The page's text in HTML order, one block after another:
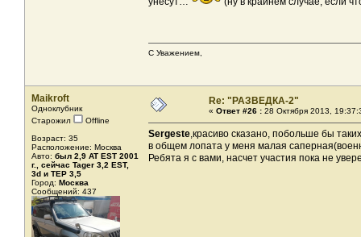
С Уважением,
Maikroft
Одноклубник
Старожил
Offline
Возраст: 35
Расположение: Москва
Авто: был 2,9 AT EST 2001
г., сейчас Tager 3,2 EST,
3d и ТЕР 3,5
Город: Москва
Сообщений: 437
Re: "РАЗВЕДКА-2"
« Ответ #26 : 28 Октября 2013,
Sergeste,красиво сказано, побольше бы
в общем лопата у меня малая
Ребята я с вами, насчет участия пока не